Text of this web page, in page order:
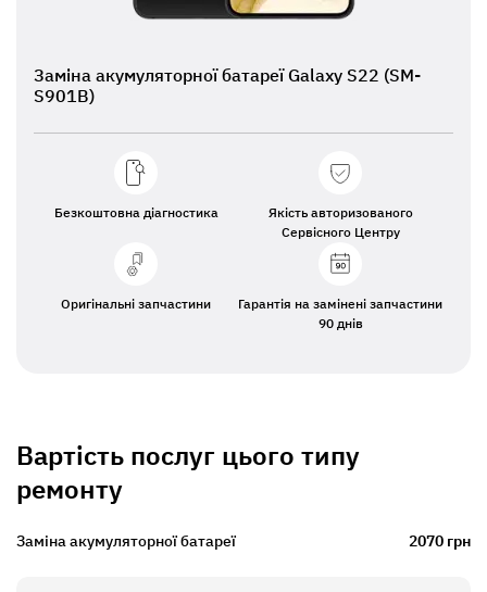
Заміна акумуляторної батареї Galaxy S22 (SM-
S901B)
Безкоштовна діагностика
Якість авторизованого
Сервісного Центру
Оригінальні запчастини
Гарантія на замінені запчастини
90 днів
Вартість послуг цього типу
ремонту
Заміна акумуляторної батареї 2070 грн